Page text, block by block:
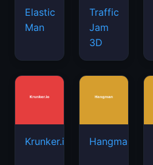
Elastic
Man
Traffic
Jam
3D
Krunker.io Hangman